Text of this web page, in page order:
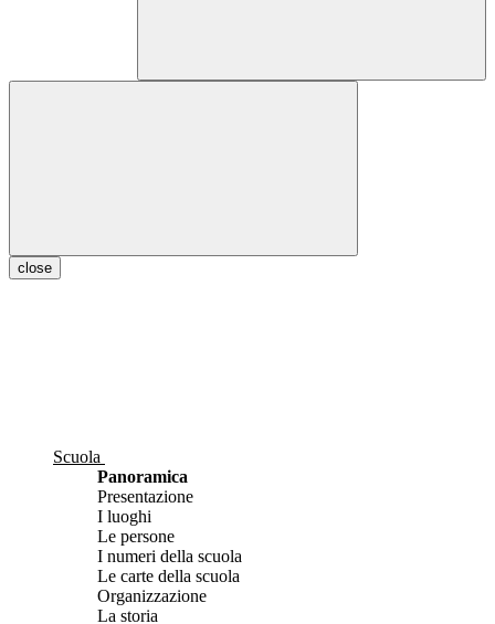
close
Scuola
Panoramica
Presentazione
I luoghi
Le persone
I numeri della scuola
Le carte della scuola
Organizzazione
La storia